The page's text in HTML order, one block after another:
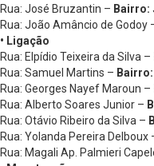
Rua: José Bruzantin – Bairro:
Rua: João Amâncio de Godoy
• Ligação
Rua: Elpídio Teixeira da Silva –
Rua: Samuel Martins – Bairro:
Rua: Georges Nayef Maroun –
Rua: Alberto Soares Junior –
Rua: Otávio Ribeiro da Silva –
Rua: Yolanda Pereira Delboux
Rua: Magali Ap. Palmieri